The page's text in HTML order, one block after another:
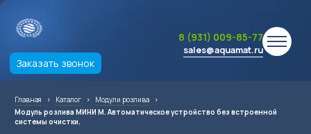
Заказать звонок
8 (931) 009-85-77
sales@aquamat.ru
Главная › Каталог › Модули розлива
›
Модуль розлива МИНИ М. Автоматическое устройство без встроенной
системы очистки.